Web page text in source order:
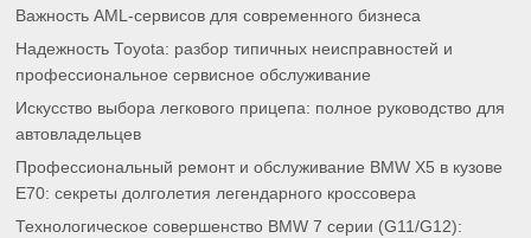
Важность AML-сервисов для современного бизнеса
Надежность Toyota: разбор типичных неисправностей и
профессиональное сервисное обслуживание
Искусство выбора легкового прицепа: полное руководство для
автовладельцев
Профессиональный ремонт и обслуживание BMW X5 в кузове
E70: секреты долголетия легендарного кроссовера
Технологическое совершенство BMW 7 серии (G11/G12):